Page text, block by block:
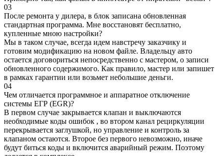
03
После ремонта у дилера, в блок записана обновленная
стандартная программа. Мне восстановят бесплатно,
купленные мною настройки?
Мы в таком случае, всегда идем навстречу заказчику и
готовим модификацию на новом файле. Владельцу авто
остается договориться непосредственно с мастером, о записи
обновленного содержимого. Как правило, мастер или запишет
в рамках гарантии или возьмет небольшие деньги.
04
Чем отличается программное и аппаратное отключение
системы ЕГР (EGR)?
В первом случае закрывается клапан и выключаются
необходимые коды ошибок , во втором канал рециркуляции
перекрывается заглушкой, но управление и контроль за
клапаном остаются. Второе без первого невозможно, иначе
будут биться коды и включится аварийный режим. Поэтому